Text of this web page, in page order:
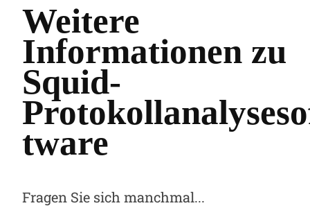
Weitere
Informationen zu
Squid-
tware
Fragen Sie sich manchmal...